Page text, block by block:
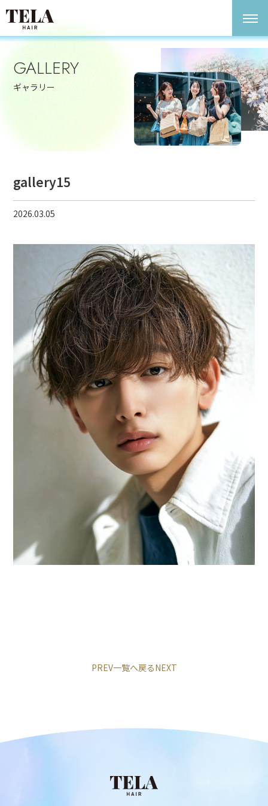
GALLERY
ギャラリー
gallery15
2026.03.05
PREV一覧へ戻るNEXT